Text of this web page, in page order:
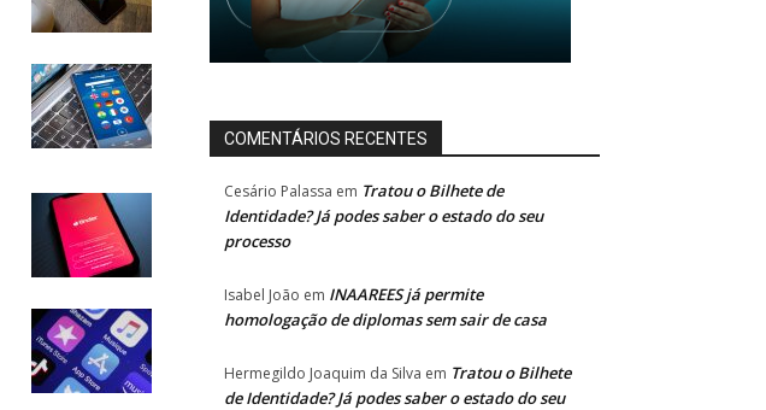
COMENTÁRIOS RECENTES
Cesário Palassa em Tratou o Bilhete de
Identidade? Já podes saber o estado do seu
processo
Isabel João em INAAREES já permite
homologação de diplomas sem sair de casa
Hermegildo Joaquim da Silva em Tratou o Bilhete
de Identidade? Já podes saber o estado do seu